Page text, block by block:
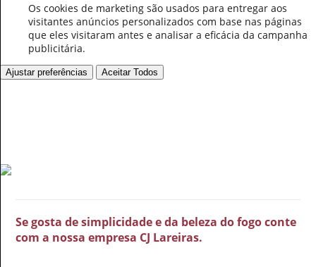
Os cookies de marketing são usados para entregar aos
visitantes anúncios personalizados com base nas páginas
que eles visitaram antes e analisar a eficácia da campanha
publicitária.
Ajustar preferências Aceitar Todos
Se gosta de simplicidade e da beleza do fogo conte
com a nossa empresa CJ Lareiras.